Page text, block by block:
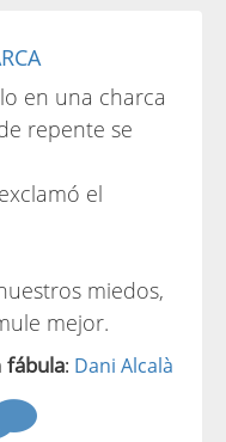
en una charca
repente se
el
miedos,
mejor.
fábula: Dani Alcalà